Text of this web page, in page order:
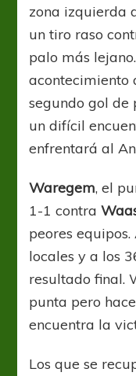
zona izquierda
un tiro raso
palo más
segundo gol de
un difícil
enfrentará al
Waregem, el
1-1 contra
peores equipos.
locales y a los
resultado final.
punta pero
encuentra la
Los que se